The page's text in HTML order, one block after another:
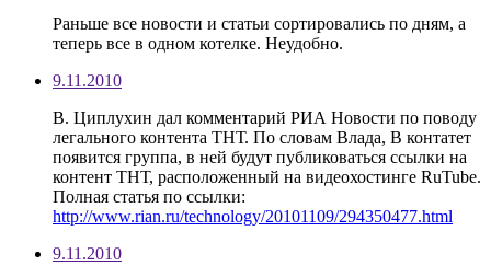
Раньше все новости и статьи сортировались по дням, а
теперь все в одном котелке. Неудобно.
9.11.2010
В. Циплухин дал комментарий РИА Новости по поводу
легального контента ТНТ. По словам Влада, В контатет
появится группа, в ней будут публиковаться ссылки на
контент ТНТ, расположенный на видеохостинге RuTube.
Полная статья по ссылки:
http://www.rian.ru/technology/20101109/294350477.html
9.11.2010